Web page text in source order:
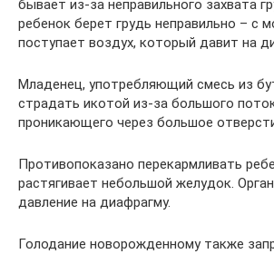
бывает из-за неправильного захвата
ребенок берет грудь неправильно – с
поступает воздух, который давит на
Младенец, употребляющий смесь из
страдать икотой из-за большого
проникающего через большое
Противопоказано перекармливать
растягивает небольшой желудок.
давление на диафрагму.
Голодание новорожденному также